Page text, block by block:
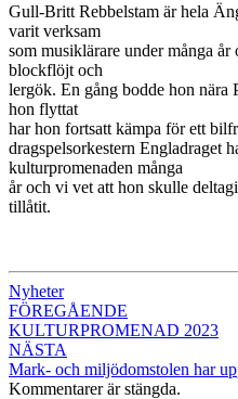
Gull-Britt Rebbelstam är hela
varit verksam
som musiklärare under många
blockflöjt och
lergök. En gång bodde hon nära
hon flyttat
har hon fortsatt kämpa för ett
dragspelsorkestern Engladraget
kulturpromenaden många
år och vi vet att hon skulle
tillåtit.
Nyheter
Inläggsnavigering
FÖREGÅENDE
KULTURPROMENAD 2023
NÄSTA
Mark- och miljödomstolen har
Kommentarer är stängda.